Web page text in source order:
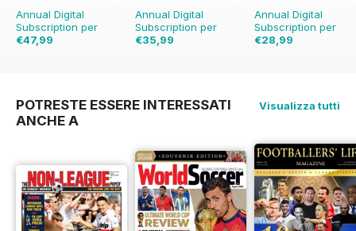
Annual Digital
Subscription per
€47,99
Annual Digital
Subscription per
€35,99
Annual Digital
Subscription per
€28,99
POTRESTE ESSERE INTERESSATI
ANCHE A
Visualizza tutti